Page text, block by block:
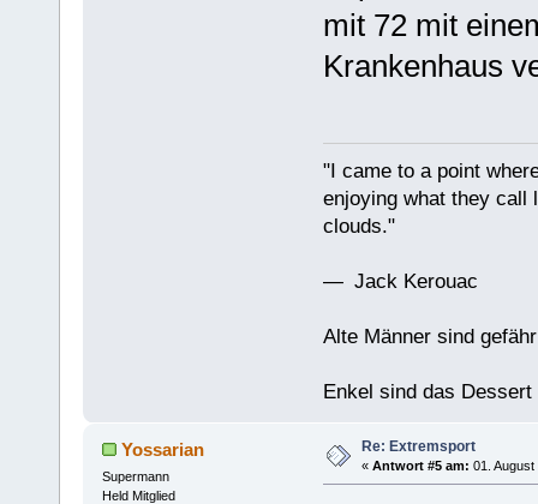
mit 72 mit
Krankenhaus
"I came to a point
enjoying what they call
clouds."
— Jack Kerouac
Alte Männer sind
Enkel sind das Dessert
Yossarian
Supermann
Held Mitglied
Re: Extremsport
« Antwort #5 am: 01. August